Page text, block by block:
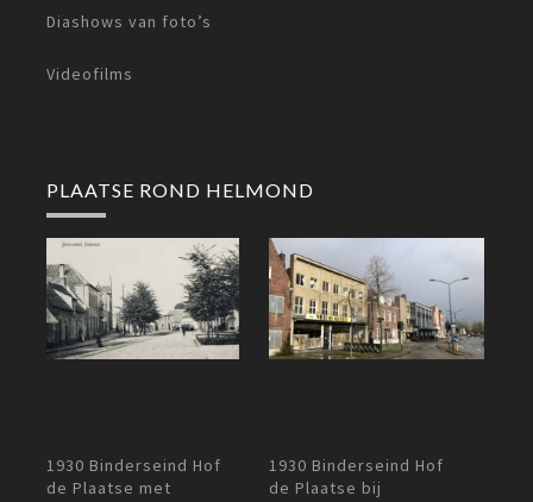
Diashows van foto’s
Videofilms
PLAATSE ROND HELMOND
Hof
1930 Binderseind Hof
de Plaatse bij
1930 Binderseind Hof
de Plaatse - Helmond